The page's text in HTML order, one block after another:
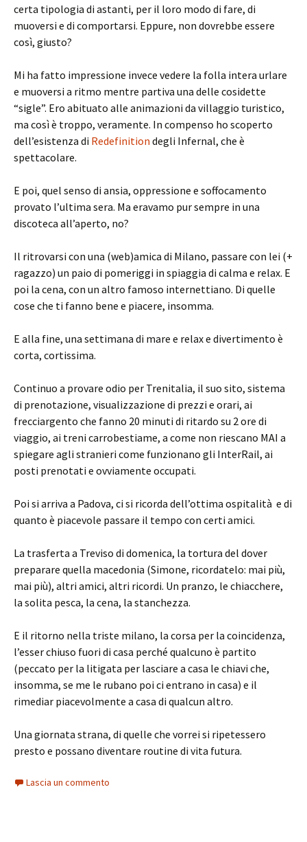
certa tipologia di astanti, per il loro modo di fare, di
muoversi e di comportarsi. Eppure, non dovrebbe essere
così, giusto?
Mi ha fatto impressione invece vedere la folla intera urlare
e muoversi a ritmo mentre partiva una delle cosidette
“sigle”. Ero abituato alle animazioni da villaggio turistico,
ma così è troppo, veramente. In compenso ho scoperto
dell’esistenza di Redefinition degli Infernal, che è
spettacolare.
E poi, quel senso di ansia, oppressione e soffocamento
provato l’ultima sera. Ma eravamo pur sempre in una
discoteca all’aperto, no?
Il ritrovarsi con una (web)amica di Milano, passare con lei (+
ragazzo) un paio di pomeriggi in spiaggia di calma e relax. E
poi la cena, con un altro famoso internettiano. Di quelle
cose che ti fanno bene e piacere, insomma.
E alla fine, una settimana di mare e relax e divertimento è
corta, cortissima.
Continuo a provare odio per Trenitalia, il suo sito, sistema
di prenotazione, visualizzazione di prezzi e orari, ai
frecciargento che fanno 20 minuti di ritardo su 2 ore di
viaggio, ai treni carrobestiame, a come non riescano MAI a
spiegare agli stranieri come funzionano gli InterRail, ai
posti prenotati e ovviamente occupati.
Poi si arriva a Padova, ci si ricorda dell’ottima ospitalità e di
quanto è piacevole passare il tempo con certi amici.
La trasferta a Treviso di domenica, la tortura del dover
preparare quella macedonia (Simone, ricordatelo: mai più,
mai più), altri amici, altri ricordi. Un pranzo, le chiacchere,
la solita pesca, la cena, la stanchezza.
E il ritorno nella triste milano, la corsa per la coincidenza,
l’esser chiuso fuori di casa perché qualcuno è partito
(peccato per la litigata per lasciare a casa le chiavi che,
insomma, se me le rubano poi ci entrano in casa) e il
rimediar piacevolmente a casa di qualcun altro.
Una giornata strana, di quelle che vorrei si ripetessero
presto e possano diventare routine di vita futura.
Lascia un commento